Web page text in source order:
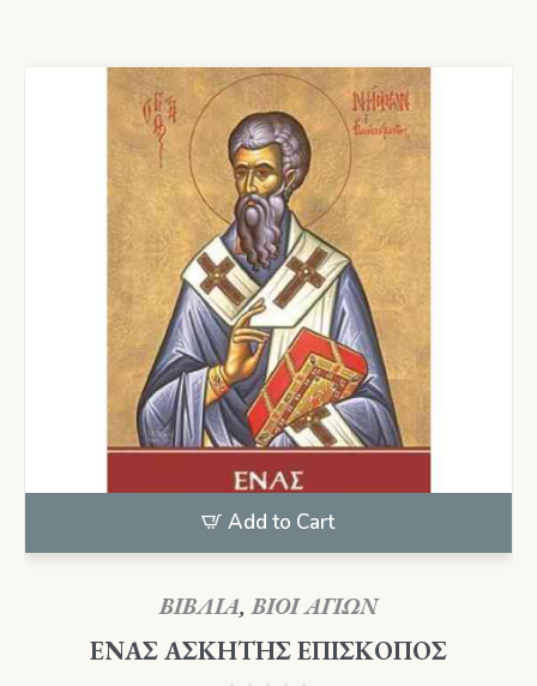
Add to Cart
ΒΙΒΛΙΑ,ΒΙΟΙ ΑΓΙΩΝ
ΕΝΑΣ ΑΣΚΗΤΗΣ ΕΠΙΣΚΟΠΟΣ